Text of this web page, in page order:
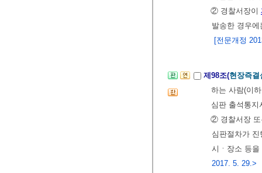
② 경찰서장이
발송한 경우
[전문개정
제98조(현장즉
하는 사람(이
심판 출석통
② 경찰서장 또
심판절차가
시ㆍ장소 등
2017. 5. 29.>